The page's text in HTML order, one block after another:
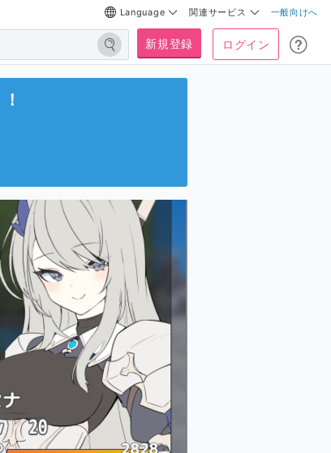
Language 関連サービス 一般向けへ
新規登録 ログイン